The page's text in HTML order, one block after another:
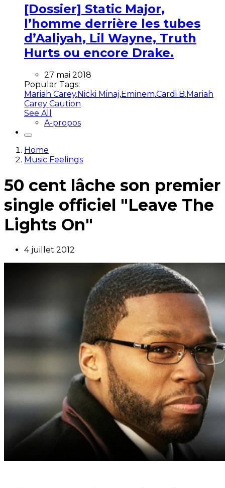
[Dossier] Static Major,
l’homme derrière les tubes
d’Aaliyah, Lil Wayne, Truth
Hurts ou encore Drake.
27 mai 2018
Popular Tags:
Mariah Carey,Nicki Minaj,Eminem,Cardi B,Mariah
Carey Caution
See All
A-propos
Home
Music Feelings
50 cent lâche son premier
single officiel "Leave The
Lights On"
4 juillet 2012